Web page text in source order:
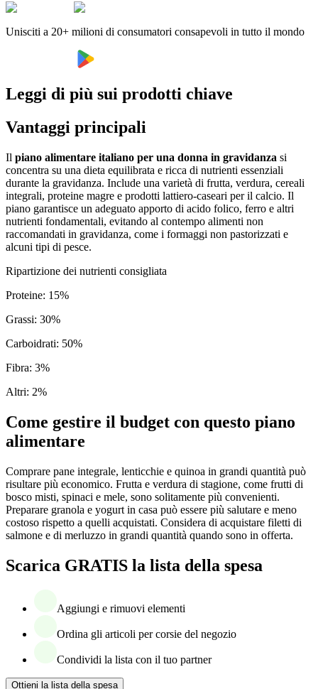
Unisciti a 20+ milioni di consumatori consapevoli in tutto il mondo
Leggi di più sui prodotti chiave
Vantaggi principali
Il piano alimentare italiano per una donna in gravidanza si
concentra su una dieta equilibrata e ricca di nutrienti essenziali
durante la gravidanza. Include una varietà di frutta, verdura, cereali
integrali, proteine magre e prodotti lattiero-caseari per il calcio. Il
piano garantisce un adeguato apporto di acido folico, ferro e altri
nutrienti fondamentali, evitando al contempo alimenti non
raccomandati in gravidanza, come i formaggi non pastorizzati e
alcuni tipi di pesce.
Ripartizione dei nutrienti consigliata
Proteine: 15%
Grassi: 30%
Carboidrati: 50%
Fibra: 3%
Altri: 2%
Come gestire il budget con questo piano
alimentare
Comprare pane integrale, lenticchie e quinoa in grandi quantità può
risultare più economico. Frutta e verdura di stagione, come frutti di
bosco misti, spinaci e mele, sono solitamente più convenienti.
Preparare granola e yogurt in casa può essere più salutare e meno
costoso rispetto a quelli acquistati. Considera di acquistare filetti di
salmone e di merluzzo in grandi quantità quando sono in offerta.
Scarica GRATIS la lista della spesa
Aggiungi e rimuovi elementi
Ordina gli articoli per corsie del negozio
Condividi la lista con il tuo partner
Ottieni la lista della spesa